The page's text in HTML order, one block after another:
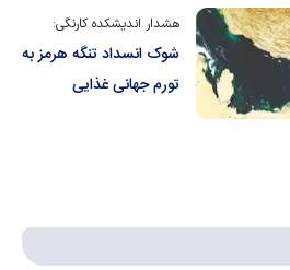
هشدار اندیشکده کارنگی:
شوک انسداد تنگه هرمز به
تورم جهانی غذایی